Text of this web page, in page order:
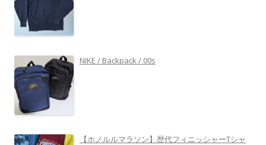
NIKE / Backpack / 00s
【ホノルルマラソン】歴代フィニッシャーTシャ